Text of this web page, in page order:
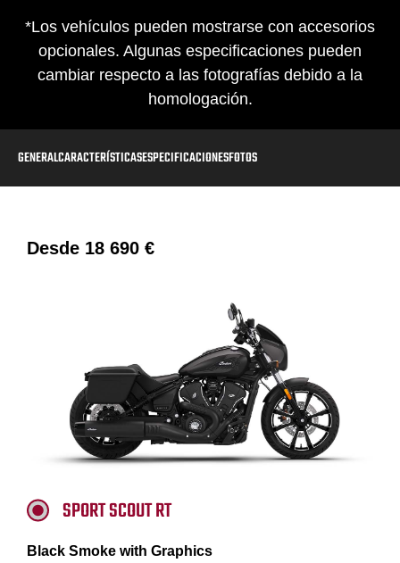
*Los vehículos pueden mostrarse con accesorios
opcionales. Algunas especificaciones pueden
cambiar respecto a las fotografías debido a la
homologación.
GENERALCARACTERÍSTICASESPECIFICACIONESFOTOS
Desde 18 690 €
SPORT SCOUT RT
Black Smoke with Graphics